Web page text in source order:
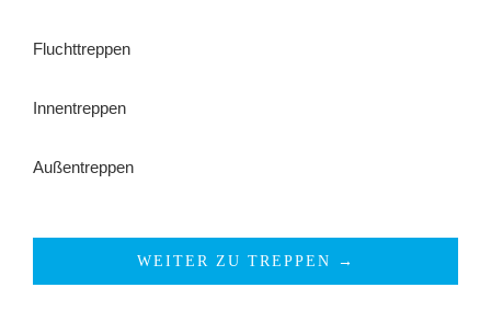
Fluchttreppen
Innentreppen
Außentreppen
WEITER ZU TREPPEN →